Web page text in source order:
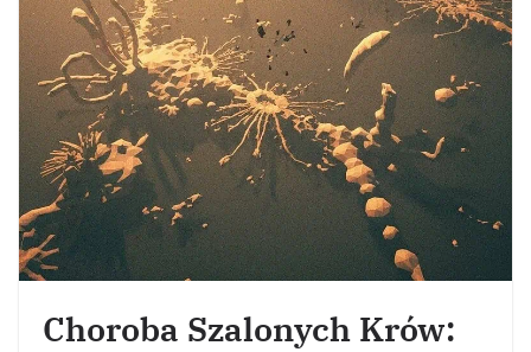
Choroba Szalonych Krów: